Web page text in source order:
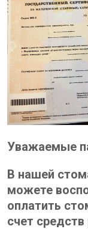
Уважаемые
В нашей
можете
оплатить
счет